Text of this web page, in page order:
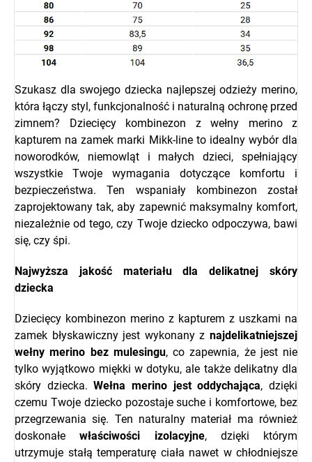
Szukasz dla swojego dziecka najlepszej odzieży merino,
która łączy styl, funkcjonalność i naturalną ochronę przed
zimnem? Dziecięcy kombinezon z wełny merino z
kapturem na zamek marki Mikk-line to idealny wybór dla
noworodków, niemowląt i małych dzieci, spełniający
wszystkie Twoje wymagania dotyczące komfortu i
bezpieczeństwa. Ten wspaniały kombinezon został
zaprojektowany tak, aby zapewnić maksymalny komfort,
niezależnie od tego, czy Twoje dziecko odpoczywa, bawi
się, czy śpi.
Najwyższa jakość materiału dla delikatnej skóry
dziecka
Dziecięcy kombinezon merino z kapturem z uszkami na
zamek błyskawiczny jest wykonany z najdelikatniejszej
wełny merino bez mulesingu, co zapewnia, że jest nie
tylko wyjątkowo miękki w dotyku, ale także delikatny dla
skóry dziecka.Wełna merino jest oddychająca, dzięki
czemu Twoje dziecko pozostaje suche i komfortowe, bez
przegrzewania się. Ten naturalny materiał ma również
doskonałewłaściwości izolacyjne, dzięki którym
utrzymuje stałą temperaturę ciała nawet w chłodniejsze